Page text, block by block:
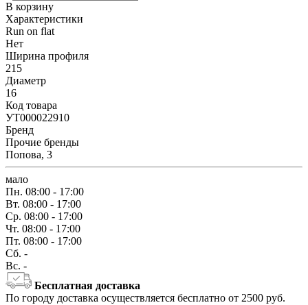
В корзину
Характеристики
Run on flat
Нет
Ширина профиля
215
Диаметр
16
Код товара
УТ000022910
Бренд
Прочие бренды
Попова, 3
мало
Пн. 08:00 - 17:00
Вт. 08:00 - 17:00
Ср. 08:00 - 17:00
Чт. 08:00 - 17:00
Пт. 08:00 - 17:00
Сб. -
Вс. -
Бесплатная доставка
По городу доставка осуществляется бесплатно от 2500 руб.